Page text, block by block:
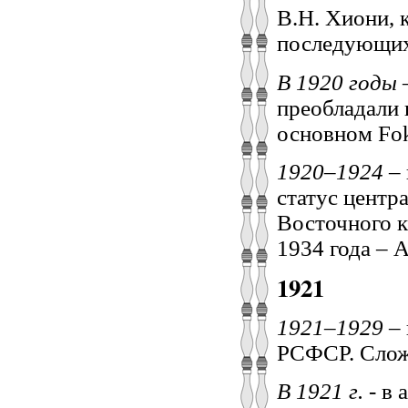
В.Н. Хиони,
В 1920 годы
преобладали
основном
1920–1924 –
статус
Восточного
1934 года –
1921
1921–1929 –
РСФСР.
В 1921 г. - в